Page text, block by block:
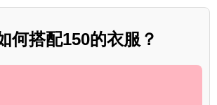
何搭配150的衣服？